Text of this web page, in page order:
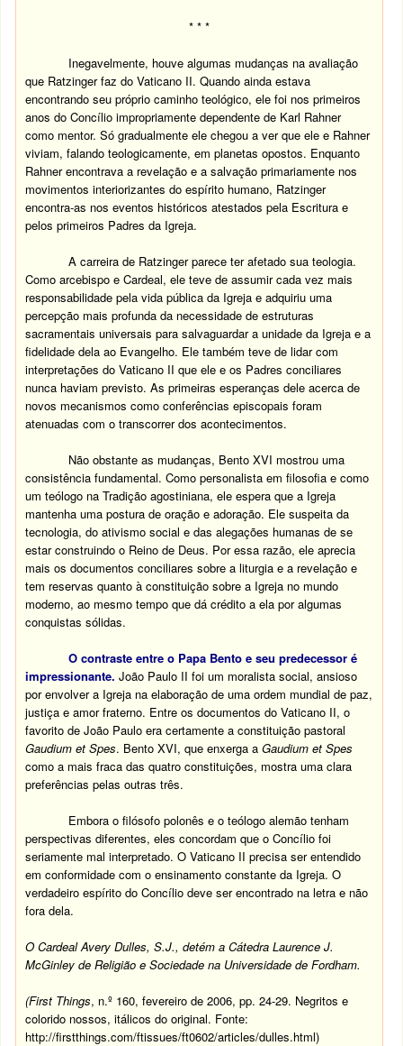
* * *
Inegavelmente, houve algumas mudanças na avaliação
que Ratzinger faz do Vaticano II. Quando ainda estava
encontrando seu próprio caminho teológico, ele foi nos primeiros
anos do Concílio impropriamente dependente de Karl Rahner
como mentor. Só gradualmente ele chegou a ver que ele e Rahner
viviam, falando teologicamente, em planetas opostos. Enquanto
Rahner encontrava a revelação e a salvação primariamente nos
movimentos interiorizantes do espírito humano, Ratzinger
encontra-as nos eventos históricos atestados pela Escritura e
pelos primeiros Padres da Igreja.
A carreira de Ratzinger parece ter afetado sua teologia.
Como arcebispo e Cardeal, ele teve de assumir cada vez mais
responsabilidade pela vida pública da Igreja e adquiriu uma
percepção mais profunda da necessidade de estruturas
sacramentais universais para salvaguardar a unidade da Igreja e a
fidelidade dela ao Evangelho. Ele também teve de lidar com
interpretações do Vaticano II que ele e os Padres conciliares
nunca haviam previsto. As primeiras esperanças dele acerca de
novos mecanismos como conferências episcopais foram
atenuadas com o transcorrer dos acontecimentos.
Não obstante as mudanças, Bento XVI mostrou uma
consistência fundamental. Como personalista em filosofia e como
um teólogo na Tradição agostiniana, ele espera que a Igreja
mantenha uma postura de oração e adoração. Ele suspeita da
tecnologia, do ativismo social e das alegações humanas de se
estar construindo o Reino de Deus. Por essa razão, ele aprecia
mais os documentos conciliares sobre a liturgia e a revelação e
tem reservas quanto à constituição sobre a Igreja no mundo
moderno, ao mesmo tempo que dá crédito a ela por algumas
conquistas sólidas.
O contraste entre o Papa Bento e seu predecessor é
impressionante.João Paulo II foi um moralista social, ansioso
por envolver a Igreja na elaboração de uma ordem mundial de paz,
justiça e amor fraterno. Entre os documentos do Vaticano II, o
favorito de João Paulo era certamente a constituição pastoral
Gaudium et Spes. Bento XVI, que enxerga aGaudium et Spes
como a mais fraca das quatro constituições, mostra uma clara
preferências pelas outras três.
Embora o filósofo polonês e o teólogo alemão tenham
perspectivas diferentes, eles concordam que o Concílio foi
seriamente mal interpretado. O Vaticano II precisa ser entendido
em conformidade com o ensinamento constante da Igreja. O
verdadeiro espírito do Concílio deve ser encontrado na letra e não
fora dela.
O Cardeal Avery Dulles, S.J., detém a Cátedra Laurence J.
McGinley de Religião e Sociedade na Universidade de Fordham.
(First Things, n.º 160, fevereiro de 2006, pp. 24-29. Negritos e
colorido nossos, itálicos do original. Fonte:
http://firstthings.com/ftissues/ft0602/articles/dulles.html)